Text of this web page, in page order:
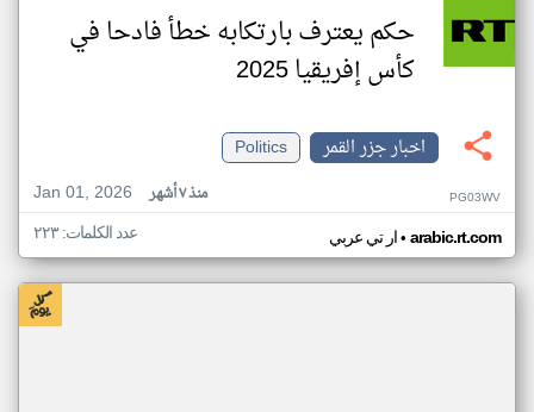
حكم يعترف بارتكابه خطأ فادحا في
كأس إفريقيا 2025
اخبار جزر القمر
Politics
Jan 01, 2026
منذ ٧ أشهر PG03WV
ار تي عربي• arabic.rt.com عدد الكلمات: ٢٢٣